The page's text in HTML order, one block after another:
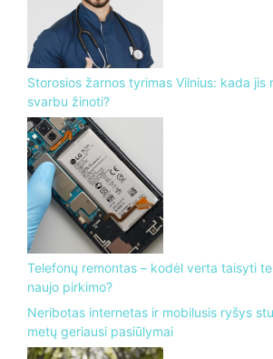
Storosios žarnos tyrimas Vilnius: kada jis
svarbu žinoti?
Telefonų remontas – kodėl verta taisyti
naujo pirkimo?
Neribotas internetas ir mobilusis ryšys
metų geriausi pasiūlymai